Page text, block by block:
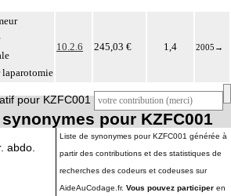
laparotomie
10.2.6 245,03 € 1,4 2005 →
pour KZFC001
pour KZFC001
abdo.
Liste de synonymes pour KZFC001 générée à
partir des contributions et des statistiques de
recherches des codeurs et codeuses sur
AideAuCodage.fr. Vous pouvez participer en